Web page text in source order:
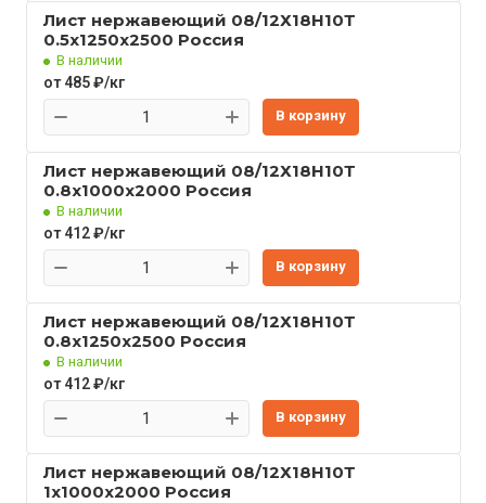
Лист нержавеющий 08/12Х18Н10Т
0.5x1250x2500 Россия
В наличии
от 485 ₽/кг
В корзину
Лист нержавеющий 08/12Х18Н10Т
0.8x1000x2000 Россия
В наличии
от 412 ₽/кг
В корзину
Лист нержавеющий 08/12Х18Н10Т
0.8x1250x2500 Россия
В наличии
от 412 ₽/кг
В корзину
Лист нержавеющий 08/12Х18Н10Т
1x1000x2000 Россия